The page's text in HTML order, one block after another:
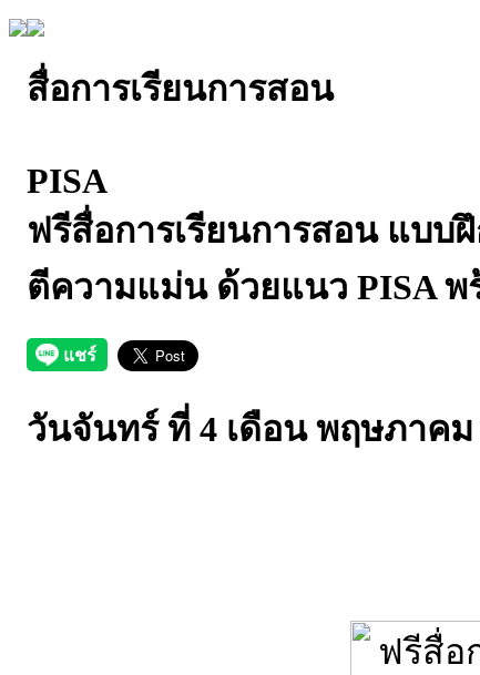
สื่อการเรียนการสอน
PISA
ฟรีสื่อการเรียนการสอน แบบ
ตีความแม่น ด้วยแนว PISA พ
วันจันทร์ ที่ 4 เดือน พฤษภาคม